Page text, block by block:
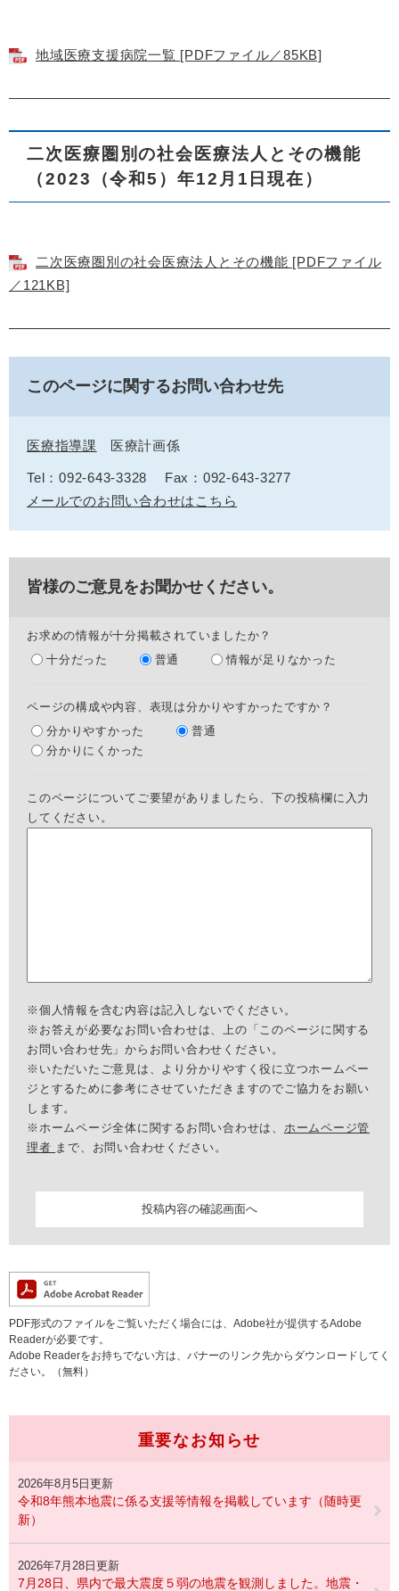
地域医療支援病院一覧 [PDFファイル／85KB]
二次医療圏別の社会医療法人とその機能
（2023（令和5）年12月1日現在）
二次医療圏別の社会医療法人とその機能 [PDFファイル
／121KB]
このページに関するお問い合わせ先
医療指導課 医療計画係
Tel：092-643-3328
Fax：092-643-3277
メールでのお問い合わせはこちら
皆様のご意見をお聞かせください。
お求めの情報が十分掲載されていましたか？
十分だった
普通 情報が足りなかった
ページの構成や内容、表現は分かりやすかったですか？
分かりやすかった
普通
分かりにくかった
このページについてご要望がありましたら、下の投稿欄に入力
してください。
※個人情報を含む内容は記入しないでください。
※お答えが必要なお問い合わせは、上の「このページに関する
お問い合わせ先」からお問い合わせください。
※いただいたご意見は、より分かりやすく役に立つホームペー
ジとするために参考にさせていただきますのでご協力をお願い
します。
※ホームページ全体に関するお問い合わせは、 ホームページ管
理者 まで、お問い合わせください。
PDF形式のファイルをご覧いただく場合には、Adobe社が提供するAdobe
Readerが必要です。
Adobe Readerをお持ちでない方は、バナーのリンク先からダウンロードしてく
ださい。（無料）
重要なお知らせ
2026年8月5日更新
令和8年熊本地震に係る支援等情報を掲載しています（随時更
新）
2026年7月28日更新
7月28日、県内で最大震度５弱の地震を観測しました。地震・